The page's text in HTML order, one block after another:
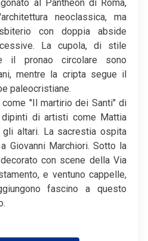
al Pantheon di Roma,
neoclassica, ma
con doppia abside
La cupola, di stile
e il pronao circolare sono
mentre la cripta segue il
paleocristiane.
"Il martirio dei Santi" di
dipinti di artisti come Mattia
gli altari. La sacrestia ospita
Giovanni Marchiori. Sotto la
con scene della Via
e ventuno cappelle,
fascino a questo